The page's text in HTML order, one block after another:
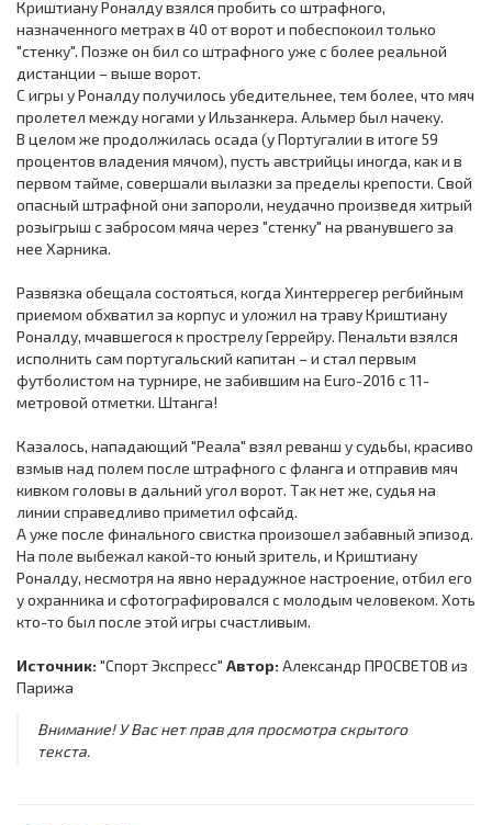
Криштиану Роналду взялся пробить со штрафного,
назначенного метрах в 40 от ворот и побеспокоил только
"стенку". Позже он бил со штрафного уже с более реальной
дистанции – выше ворот.
С игры у Роналду получилось убедительнее, тем более, что мяч
пролетел между ногами у Ильзанкера. Альмер был начеку.
В целом же продолжилась осада (у Португалии в итоге 59
процентов владения мячом), пусть австрийцы иногда, как и в
первом тайме, совершали вылазки за пределы крепости. Свой
опасный штрафной они запороли, неудачно произведя хитрый
розыгрыш с забросом мяча через "стенку" на рванувшего за
нее Харника.
Развязка обещала состояться, когда Хинтеррегер регбийным
приемом обхватил за корпус и уложил на траву Криштиану
Роналду, мчавшегося к прострелу Геррейру. Пенальти взялся
исполнить сам португальский капитан – и стал первым
футболистом на турнире, не забившим на Euro-2016 с 11-
метровой отметки. Штанга!
Казалось, нападающий "Реала" взял реванш у судьбы, красиво
взмыв над полем после штрафного с фланга и отправив мяч
кивком головы в дальний угол ворот. Так нет же, судья на
линии справедливо приметил офсайд.
А уже после финального свистка произошел забавный эпизод.
На поле выбежал какой-то юный зритель, и Криштиану
Роналду, несмотря на явно нерадужное настроение, отбил его
у охранника и сфотографировался с молодым человеком. Хоть
кто-то был после этой игры счастливым.
Источник: "Спорт Экспресс" Автор: Александр ПРОСВЕТОВ из
Парижа
Внимание! У Вас нет прав для просмотра скрытого
текста.